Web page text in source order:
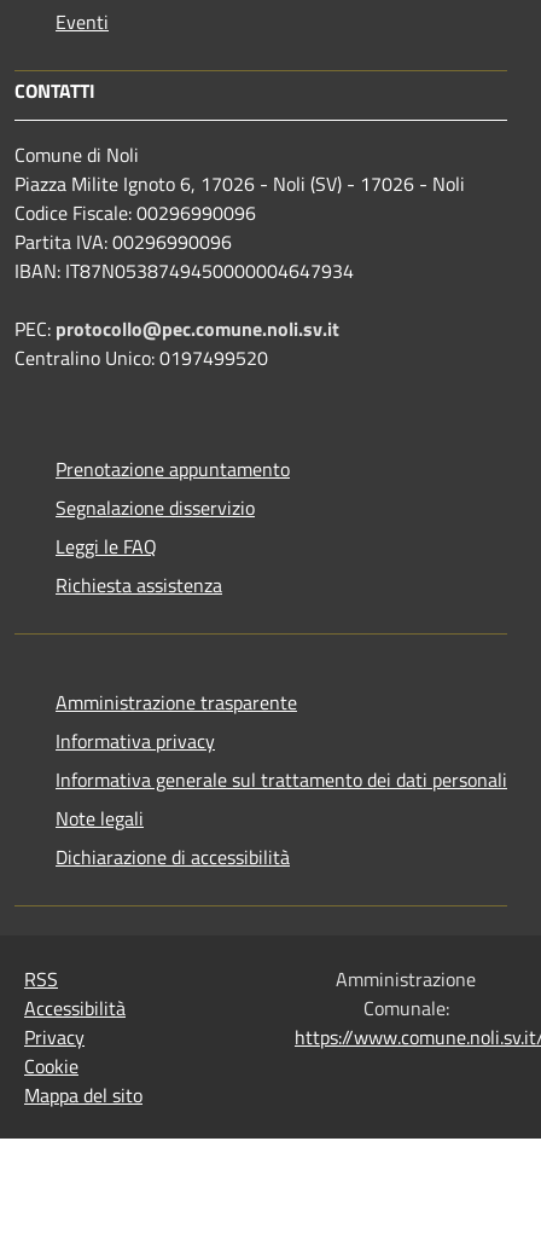
Eventi
CONTATTI
Comune di Noli
Piazza Milite Ignoto 6, 17026 - Noli (SV) - 17026 - Noli
Codice Fiscale: 00296990096
Partita IVA: 00296990096
IBAN: IT87N0538749450000004647934
PEC: protocollo@pec.comune.noli.sv.it
Centralino Unico: 0197499520
Prenotazione appuntamento
Segnalazione disservizio
Leggi le FAQ
Richiesta assistenza
Amministrazione trasparente
Informativa privacy
Informativa generale sul trattamento dei dati personali
Note legali
Dichiarazione di accessibilità
RSS
Accessibilità
Privacy
Cookie
Mappa del sito
Amministrazione
Comunale:
https://